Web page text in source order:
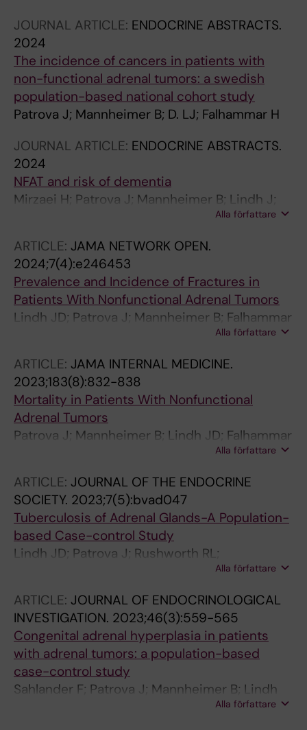
JOURNAL ARTICLE: ENDOCRINE ABSTRACTS.
2024
The incidence of cancers in patients with
non-functional adrenal tumors: a swedish
population-based national cohort study
Patrova J; Mannheimer B; D. LJ; Falhammar H
JOURNAL ARTICLE: ENDOCRINE ABSTRACTS.
2024
NFAT and risk of dementia
Mirzaei H; Patrova J; Mannheimer B; Lindh J;
Alla författare
ARTICLE: JAMA NETWORK OPEN.
2024;7(4):e246453
Prevalence and Incidence of Fractures in
Patients With Nonfunctional Adrenal Tumors
Lindh JD; Patrova J; Mannheimer B; Falhammar
Alla författare
ARTICLE: JAMA INTERNAL MEDICINE.
2023;183(8):832-838
Mortality in Patients With Nonfunctional
Adrenal Tumors
Patrova J; Mannheimer B; Lindh JD; Falhammar
Alla författare
ARTICLE: JOURNAL OF THE ENDOCRINE
SOCIETY. 2023;7(5):bvad047
Tuberculosis of Adrenal Glands-A Population-
based Case-control Study
Lindh JD; Patrova J; Rushworth RL;
Alla författare
ARTICLE: JOURNAL OF ENDOCRINOLOGICAL
INVESTIGATION. 2023;46(3):559-565
Congenital adrenal hyperplasia in patients
with adrenal tumors: a population-based
case-control study
Sahlander F; Patrova J; Mannheimer B; Lindh
Alla författare